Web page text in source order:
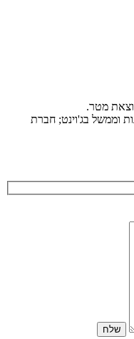
מטר.
וממשל בג'וינט; חברת